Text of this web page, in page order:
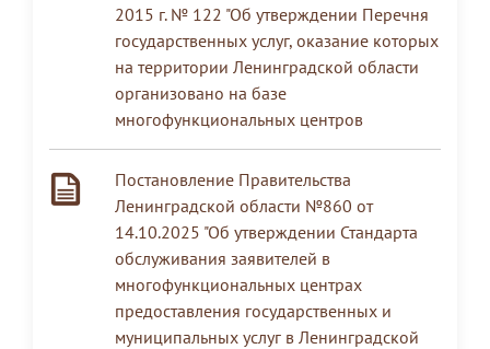
2015 г. № 122 "Об утверждении Перечня
государственных услуг, оказание которых
на территории Ленинградской области
организовано на базе
многофункциональных центров
Постановление Правительства
Ленинградской области №860 от
14.10.2025 "Об утверждении Стандарта
обслуживания заявителей в
многофункциональных центрах
предоставления государственных и
муниципальных услуг в Ленинградской